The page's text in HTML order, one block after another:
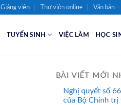
Giảng viên Thư viện online Văn bản
TUYỂN SINH VIỆC LÀM HỌC
BÀI VIẾT MỚI
Nghị quyết số
của Bộ Chính trị